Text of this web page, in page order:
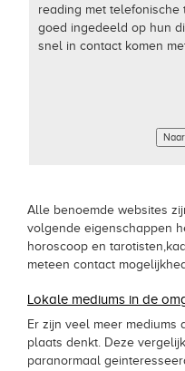
reading met telefonische
goed ingedeeld op hun
snel in contact komen
Alle benoemde websites
volgende eigenschappen
horoscoop en
meteen contact
Lokale mediums in de
Er zijn veel meer mediums
plaats denkt. Deze
paranormaal